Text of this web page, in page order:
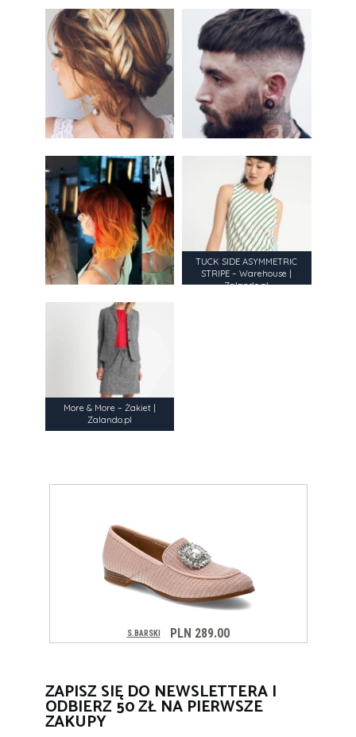
TUCK SIDE ASYMMETRIC
STRIPE – Warehouse |
Zalando.pl
More & More – Żakiet |
Zalando.pl
ZAPISZ SIĘ DO NEWSLETTERA I
ODBIERZ 50 ZŁ NA PIERWSZE
ZAKUPY